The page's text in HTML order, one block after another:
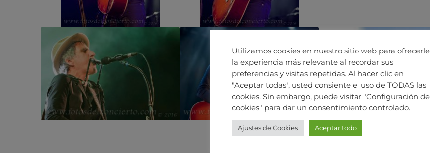
Utilizamos cookies en nuestro sitio web para ofrecerle
la experiencia más relevante al recordar sus
preferencias y visitas repetidas. Al hacer clic en
"Aceptar todas", usted consiente el uso de TODAS las
cookies. Sin embargo, puede visitar "Configuración de
cookies" para dar un consentimiento controlado.
Ajustes de Cookies Aceptar todo